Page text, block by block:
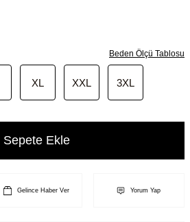
Beden Ölçü Tablosu
XL XXL 3XL
Sepete Ekle
Gelince Haber Ver Yorum Yap